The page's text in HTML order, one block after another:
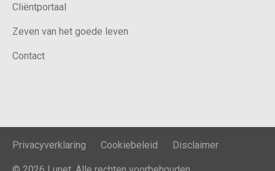
Cliëntportaal
Zeven van het goede leven
Contact
Privacyverklaring Cookiebeleid Disclaimer